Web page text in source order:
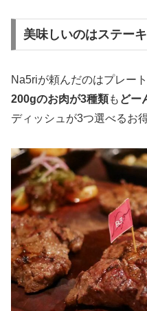
美味しいのはステー
Na5riが頼んだのはプレート
200gのお肉が3種類も どー
ディッシュが3つ選べるお